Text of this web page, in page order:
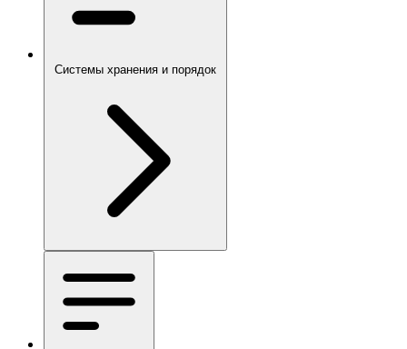
Системы хранения и порядок